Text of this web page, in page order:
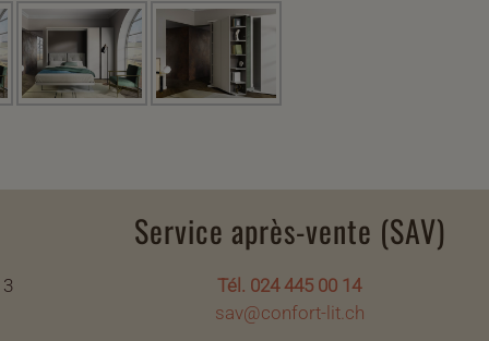
Service après-vente (SAV)
Tél. 024 445 00 14
sav@confort-lit.ch